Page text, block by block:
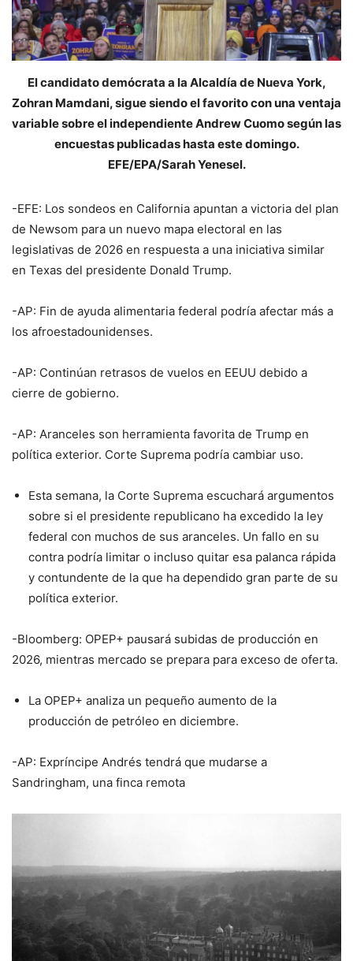
El candidato demócrata a la Alcaldía de Nueva York,
Zohran Mamdani, sigue siendo el favorito con una ventaja
variable sobre el independiente Andrew Cuomo según las
encuestas publicadas hasta este domingo.
EFE/EPA/Sarah Yenesel.
-EFE: Los sondeos en California apuntan a victoria del plan
de Newsom para un nuevo mapa electoral en las
legislativas de 2026 en respuesta a una iniciativa similar
en Texas del presidente Donald Trump.
-AP: Fin de ayuda alimentaria federal podría afectar más a
los afroestadounidenses.
-AP: Continúan retrasos de vuelos en EEUU debido a
cierre de gobierno.
-AP: Aranceles son herramienta favorita de Trump en
política exterior. Corte Suprema podría cambiar uso.
Esta semana, la Corte Suprema escuchará argumentos
sobre si el presidente republicano ha excedido la ley
federal con muchos de sus aranceles. Un fallo en su
contra podría limitar o incluso quitar esa palanca rápida
y contundente de la que ha dependido gran parte de su
política exterior.
-Bloomberg: OPEP+ pausará subidas de producción en
2026, mientras mercado se prepara para exceso de oferta.
La OPEP+ analiza un pequeño aumento de la
producción de petróleo en diciembre.
-AP: Expríncipe Andrés tendrá que mudarse a
Sandringham, una finca remota